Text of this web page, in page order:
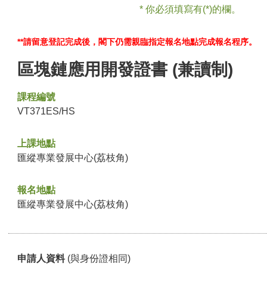
* 你必須填寫有(*)的欄。
**請留意登記完成後，閣下仍需親臨指定報名地點完成報名程序。
區塊鏈應用開發證書 (兼讀制)
課程編號
VT371ES/HS
上課地點
匯縱專業發展中心(荔枝角)
報名地點
匯縱專業發展中心(荔枝角)
申請人資料 (與身份證相同)